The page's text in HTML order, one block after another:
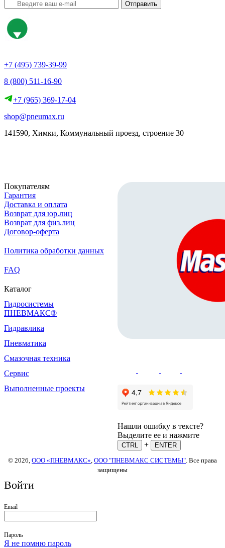
Отправить
+7 (495) 739-39-99
8 (800) 511-16-90
+7 (965) 369-17-04
shop@pneumax.ru
141590, Химки, Коммунальный проезд, строение 30
Покупателям
Гарантия
Доставка и оплата
Возврат для юр.лиц
Возврат для физ.лиц
Договор-оферта
Политика обработки данных
FAQ
Каталог
Гидросистемы
ПНЕВМАКС®
Гидравлика
Пневматика
Смазочная техника
Сервис
Выполненные проекты
Нашли ошибку в тексте?
Выделите ее и нажмите
CTRL +
ENTER
© 2026, ООО «ПНЕВМАКС» ООО "ПНЕВМАКС СИСТЕМЫ" . Все права
защищены
Войти
Email
Пароль
Я не помню пароль